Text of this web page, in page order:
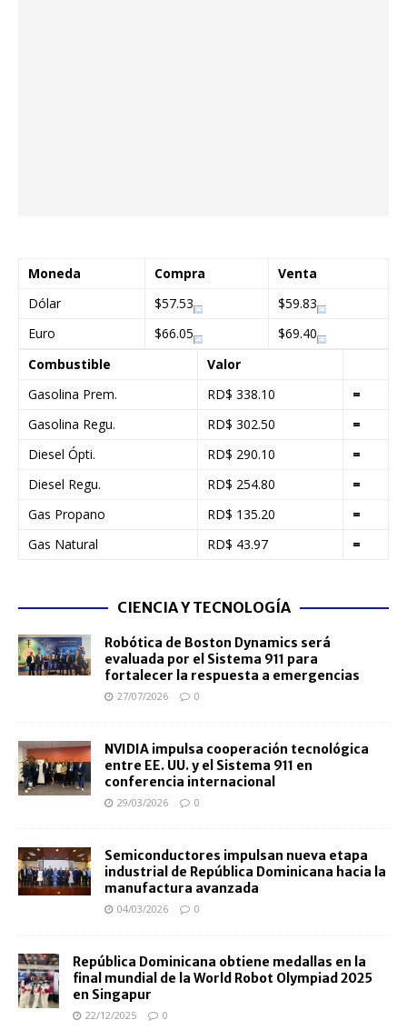
Moneda Compra
Venta
Dólar
$57.53
$59.83
Euro
$66.05
$69.40
Combustible
Valor
Gasolina Prem.
RD$ 338.10
=
Gasolina Regu.
RD$ 302.50
=
Diesel Ópti.
RD$ 290.10
=
Diesel Regu.
RD$ 254.80
=
Gas Propano
RD$ 135.20
=
Gas Natural
RD$ 43.97 =
CIENCIA Y TECNOLOGÍA
Robótica de Boston Dynamics será
evaluada por el Sistema 911 para
fortalecer la respuesta a emergencias
27/07/2026 0
NVIDIA impulsa cooperación tecnológica
entre EE. UU. y el Sistema 911 en
conferencia internacional
29/03/2026 0
Semiconductores impulsan nueva etapa
industrial de República Dominicana hacia la
manufactura avanzada
04/03/2026 0
República Dominicana obtiene medallas en la
final mundial de la World Robot Olympiad 2025
en Singapur
22/12/2025 0